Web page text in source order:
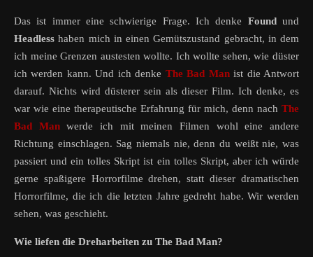
Das ist immer eine schwierige Frage. Ich denke Foundund
Headless haben mich in einen Gemütszustand gebracht, in dem
ich meine Grenzen austesten wollte. Ich wollte sehen, wie düster
ich werden kann. Und ich denke The Bad Manist die Antwort
darauf. Nichts wird düsterer sein als dieser Film. Ich denke, es
war wie eine therapeutische Erfahrung für mich, denn nach The
Bad Manwerde ich mit meinen Filmen wohl eine andere
Richtung einschlagen. Sag niemals nie, denn du weißt nie, was
passiert und ein tolles Skript ist ein tolles Skript, aber ich würde
gerne spaßigere Horrorfilme drehen, statt dieser dramatischen
Horrorfilme, die ich die letzten Jahre gedreht habe. Wir werden
sehen, was geschieht.
Wie liefen die Dreharbeiten zu The Bad Man?